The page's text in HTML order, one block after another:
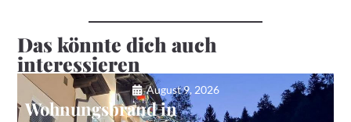
Das könnte dich auch
interessieren
August 9, 2026
Wohnungsbrand in